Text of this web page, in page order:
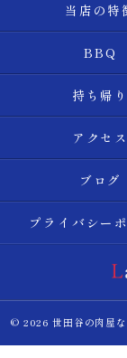
当店の特
BBQ
持ち帰り
アクセス
ブログ
プライバシー
© 2026 世田谷の肉屋